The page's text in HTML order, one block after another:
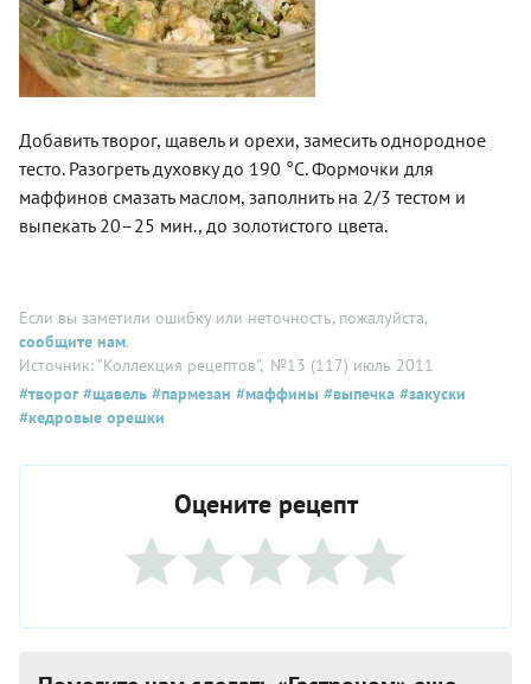
Добавить творог, щавель и орехи, замесить однородное
тесто. Разогреть духовку до 190 °С. Формочки для
маффинов смазать маслом, заполнить на 2/3 тестом и
выпекать 20–25 мин., до золотистого цвета.
Если вы заметили ошибку или неточность, пожалуйста,
сообщите нам.
Источник: "Коллекция рецептов", №13 (117) июль 2011
#творог#щавель #пармезан #маффины #выпечка #закуски
#кедровые орешки
Оцените рецепт